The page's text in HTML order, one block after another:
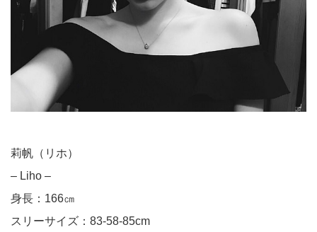
莉帆（リホ）
– Liho –
身長：166㎝
スリーサイズ：83-58-85cm